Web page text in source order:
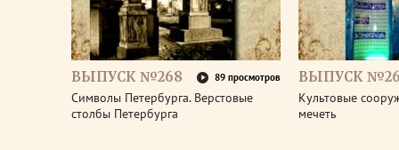
ВЫПУСК №268 89 просмотров
Символы Петербурга. Верстовые
столбы Петербурга
ВЫПУСК
Культовые
мечеть